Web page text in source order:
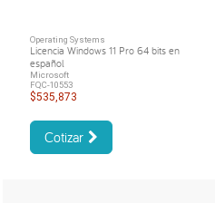
Operating Systems
Licencia Windows 11 Pro 64 bits en
español
Microsoft
FQC-10553
$535,873
Cotizar